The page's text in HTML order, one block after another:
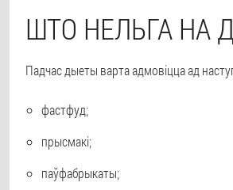
ШТО НЕЛЬГА НА
Падчас дыеты варта адмовіцца ад
фастфуд;
прысмакі;
паўфабрыкаты;